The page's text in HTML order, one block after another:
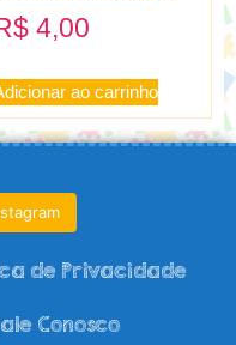
4,00
ao carrinho
de Privacidade
Conosco